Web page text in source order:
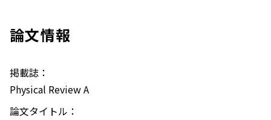
論文情報
掲載誌：
Physical Review A
論文タイトル：